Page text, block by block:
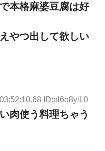
本格麻婆豆腐は好
やつ出して欲しい
ID:nl6o8yiL0
肉使う料理ちゃう